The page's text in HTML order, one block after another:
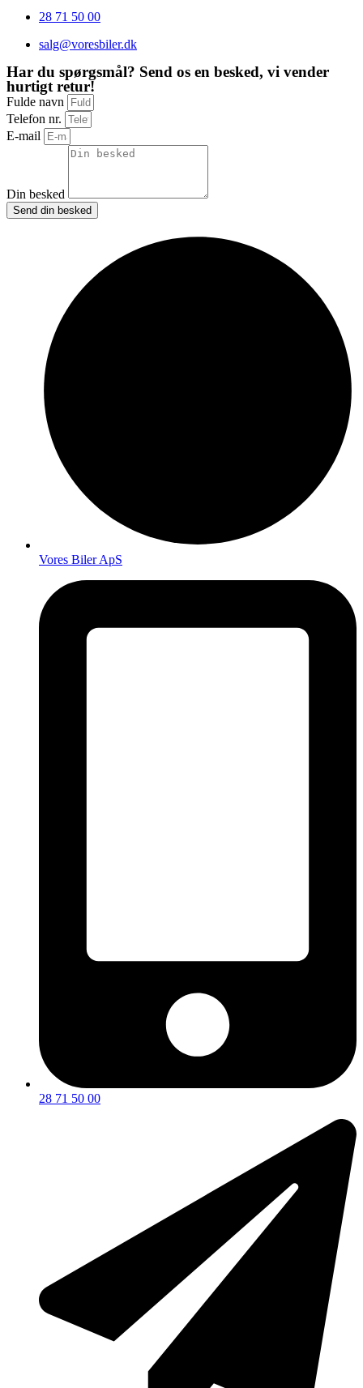
28 71 50 00
salg@voresbiler.dk
Har du spørgsmål? Send os en besked, vi vender
hurtigt retur!
Fulde navn
Telefon nr.
E-mail
Din besked
Send din besked
Vores Biler ApS
28 71 50 00